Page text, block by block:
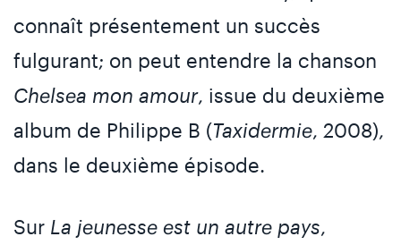
connaît présentement un succès
fulgurant; on peut entendre la chanson
Chelsea mon amour, issue du deuxième
album de Philippe B (Taxidermie, 2008),
dans le deuxième épisode.
Sur La jeunesse est un autre pays,